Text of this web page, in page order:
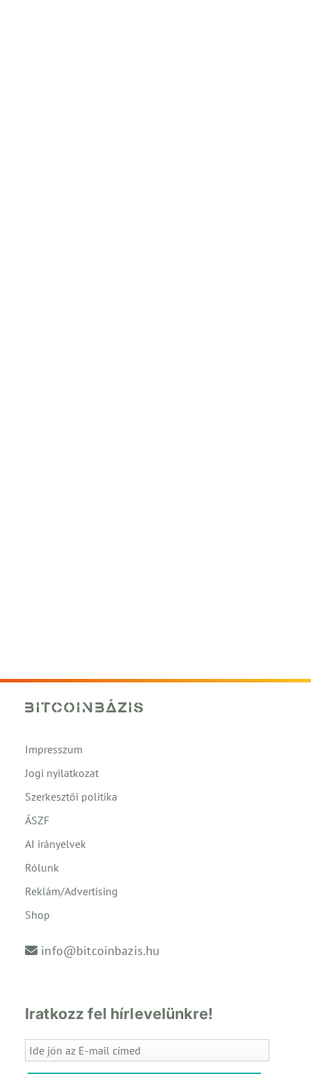
Impresszum
Jogi nyilatkozat
Szerkesztői politika
ÁSZF
AI irányelvek
Rólunk
Reklám/Advertising
Shop
info@bitcoinbazis.hu
Iratkozz fel hírlevelünkre!